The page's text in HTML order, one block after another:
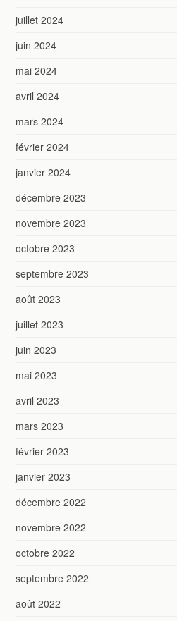
juillet 2024
juin 2024
mai 2024
avril 2024
mars 2024
février 2024
janvier 2024
décembre 2023
novembre 2023
octobre 2023
septembre 2023
août 2023
juillet 2023
juin 2023
mai 2023
avril 2023
mars 2023
février 2023
janvier 2023
décembre 2022
novembre 2022
octobre 2022
septembre 2022
août 2022